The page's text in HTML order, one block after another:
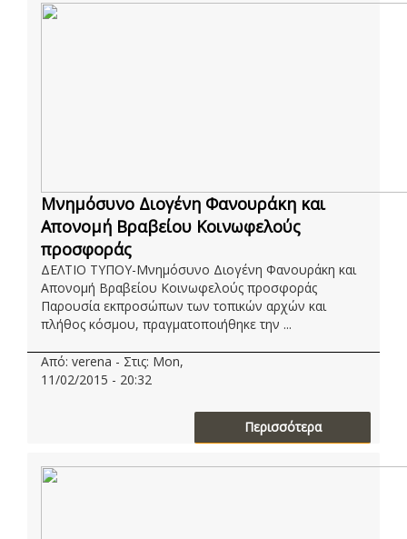
Μνημόσυνο Διογένη Φανουράκη και
Απονομή Βραβείου Κοινωφελούς
προσφοράς
ΔΕΛΤΙΟ ΤΥΠΟΥ-Μνημόσυνο Διογένη Φανουράκη και
Απονομή Βραβείου Κοινωφελούς προσφοράς
Παρουσία εκπροσώπων των τοπικών αρχών και
πλήθος κόσμου, πραγματοποιήθηκε την ...
Από: verena - Στις: Mon,
11/02/2015 - 20:32
Περισσότερα